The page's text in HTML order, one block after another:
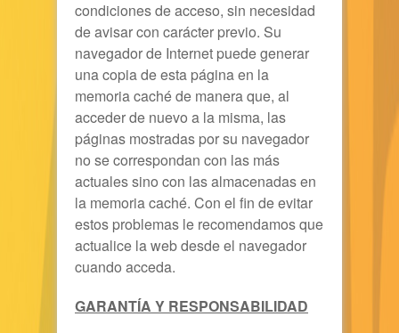
condiciones de acceso, sin necesidad
de avisar con carácter previo. Su
navegador de Internet puede generar
una copia de esta página en la
memoria caché de manera que, al
acceder de nuevo a la misma, las
páginas mostradas por su navegador
no se correspondan con las más
actuales sino con las almacenadas en
la memoria caché. Con el fin de evitar
estos problemas le recomendamos que
actualice la web desde el navegador
cuando acceda.
GARANTÍA Y RESPONSABILIDAD